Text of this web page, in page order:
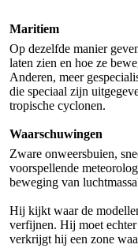
Maritiem
Op dezelfde manier
laten zien en hoe ze
Anderen, meer
die speciaal zijn
tropische cyclonen.
Waarschuwingen
Zware onweersbuien,
voorspellende
beweging van
Hij kijkt waar de
verfijnen. Hij moet
verkrijgt hij een zone